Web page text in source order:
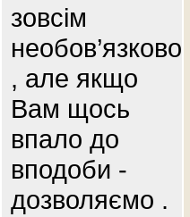
зовсім
необов’язково
, але якщо
Вам щось
впало до
вподоби -
дозволяємо .